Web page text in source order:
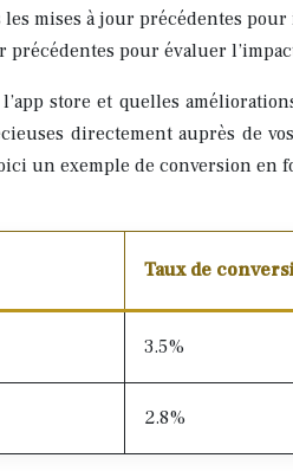
mises à jour précédentes
pour évaluer
store et quelles
directement auprès de
un exemple de conversion en
Taux de
3.5%
2.8%